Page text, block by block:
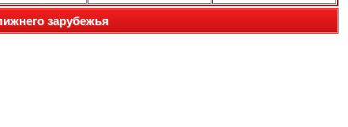
зарубежья